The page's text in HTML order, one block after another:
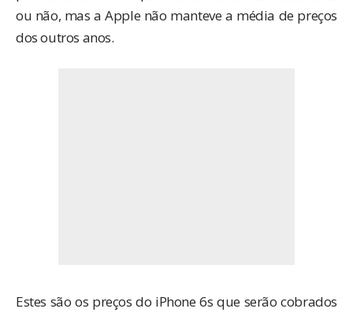
ou não, mas a Apple não manteve a média de preços
dos outros anos.
Estes são os preços do iPhone 6s que serão cobrados